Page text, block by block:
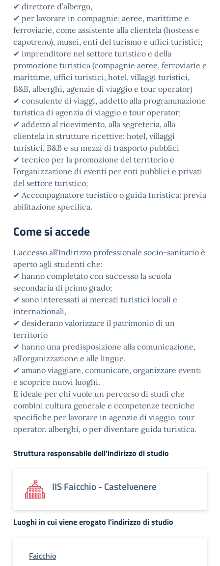
✔ direttore d’albergo,
✔ per lavorare in compagnie; aeree, marittime e
ferroviarie, come assistente alla clientela (hostess e
capotreno), musei, enti del turismo e uffici turistici;
✔ imprenditore nel settore turistico e della
promozione turistica (compagnie aeree, ferroviarie e
marittime, uffici turistici, hotel, villaggi turistici,
B&B, alberghi, agenzie di viaggio e tour operator)
✔ consulente di viaggi, addetto alla programmazione
turistica di agenzia di viaggio e tour operator;
✔ addetto al ricevimento, alla segreteria, alla
clientela in strutture ricettive: hotel, villaggi
turistici, B&B e su mezzi di trasporto pubblici
✔ tecnico per la promozione del territorio e
l’organizzazione di eventi per enti pubblici e privati
del settore turistico;
✔ Accompagnatore turistico o guida turistica: previa
abilitazione specifica.
Come si accede
L'accesso all'Indirizzo professionale socio-sanitario è
aperto agli studenti che:
✔ hanno completato con successo la scuola
secondaria di primo grado;
✔ sono interessati ai mercati turistici locali e
internazionali,
✔ desiderano valorizzare il patrimonio di un
territorio
✔ hanno una predisposizione alla comunicazione,
all'organizzazione e alle lingue.
✔ amano viaggiare, comunicare, organizzare eventi
e scoprire nuovi luoghi.
È ideale per chi vuole un percorso di studi che
combini cultura generale e competenze tecniche
specifiche per lavorare in agenzie di viaggio, tour
operator, alberghi, o per diventare guida turistica.
Struttura responsabile dell'indirizzo di studio
IIS Faicchio - Castelvenere
Luoghi in cui viene erogato l'indirizzo di studio
Faicchio